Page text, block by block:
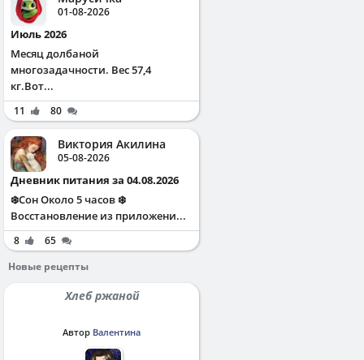
01-08-2026
Июль 2026
Месяц долбаной
многозадачности. Вес 57,4
кг.Вот...
11 80
Виктория Акилина
05-08-2026
Дневник питания за 04.08.2026
❄️Сон Около 5 часов ❄️
Восстановление из приложени...
8
65
Новые рецепты
Хлеб ржаной
Автор Валентина